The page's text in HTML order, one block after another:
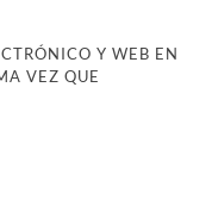
Y WEB EN
VEZ QUE